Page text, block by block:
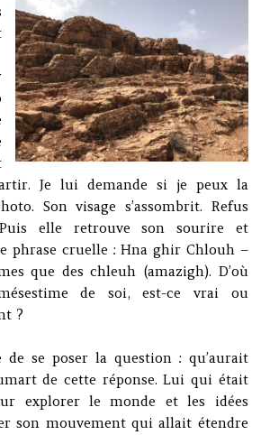
Je lui demande si je peux la
Son visage s’assombrit. Refus
Puis elle retrouve son sourire et
phrase cruelle : Hna ghir Chlouh –
que des chleuh (amazigh). D’où
de soi, est-ce vrai ou
?
de se poser la question : qu’aurait
de cette réponse. Lui qui était
explorer le monde et les idées
son mouvement qui allait étendre